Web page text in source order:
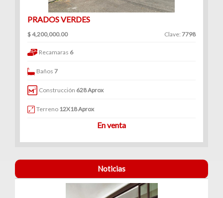
PRADOS VERDES
$ 4,200,000.00 Clave: 7798
Recamaras 6
Baños7
Construcción 628 Aprox
Terreno 12X18 Aprox
En venta
Noticias